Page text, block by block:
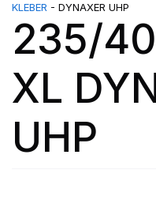
KLEBER - DYNAXER UHP
235/
XL
UHP